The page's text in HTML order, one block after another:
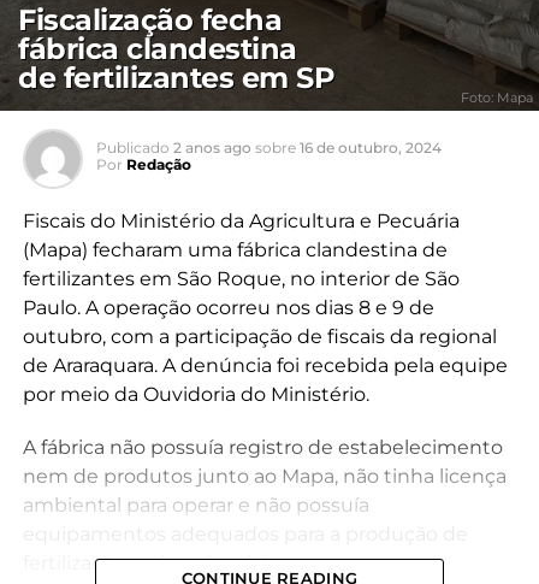
Fiscalização fecha
fábrica clandestina
de fertilizantes em SP
Foto: Mapa
Publicado 2 anos ago sobre 16 de outubro, 2024
Por Redação
Fiscais do Ministério da Agricultura e Pecuária
(Mapa) fecharam uma fábrica clandestina de
fertilizantes em São Roque, no interior de São
Paulo. A operação ocorreu nos dias 8 e 9 de
outubro, com a participação de fiscais da regional
de Araraquara. A denúncia foi recebida pela equipe
por meio da Ouvidoria do Ministério.
A fábrica não possuía registro de estabelecimento
nem de produtos junto ao Mapa, não tinha licença
ambiental para operar e não possuía
fertilizantes minerais mistos.
CONTINUE READING